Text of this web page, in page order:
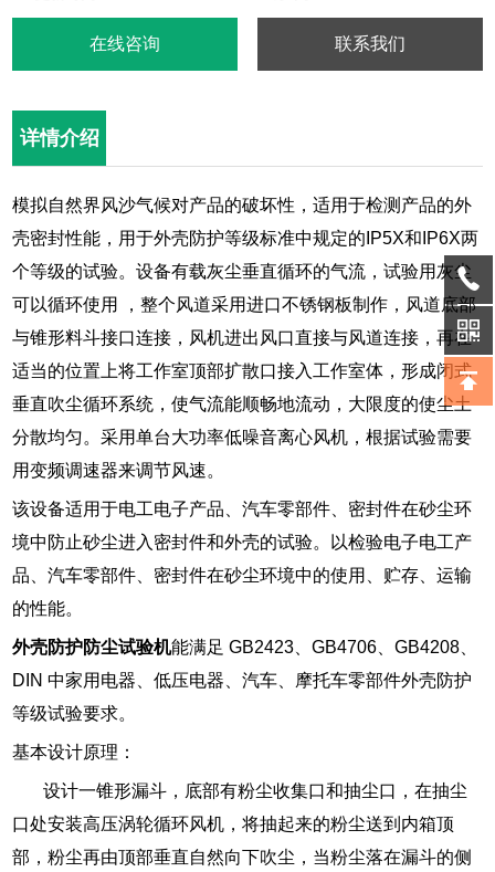
在线咨询 联系我们
详情介绍
模拟自然界风沙气候对产品的破坏性，适用于检测产品的外
壳密封性能，用于外壳防护等级标准中规定的IP5X和IP6X两
个等级的试验。设备有载灰尘垂直循环的气流，试验用灰尘
可以循环使用 ，整个风道采用进口不锈钢板制作，风道底部
与锥形料斗接口连接，风机进出风口直接与风道连接，再在
适当的位置上将工作室顶部扩散口接入工作室体，形成闭式
垂直吹尘循环系统，使气流能顺畅地流动，大限度的使尘土
分散均匀。采用单台大功率低噪音离心风机，根据试验需要
用变频调速器来调节风速。
该设备适用于电工电子产品、汽车零部件、密封件在砂尘环
境中防止砂尘进入密封件和外壳的试验。以检验电子电工产
品、汽车零部件、密封件在砂尘环境中的使用、贮存、运输
的性能。
外壳防护防尘试验机能满足 GB2423、GB4706、GB4208、
DIN 中家用电器、低压电器、汽车、摩托车零部件外壳防护
等级试验要求。
基本设计原理：
设计一锥形漏斗，底部有粉尘收集口和抽尘口，在抽尘
口处安装高压涡轮循环风机，将抽起来的粉尘送到内箱顶
部，粉尘再由顶部垂直自然向下吹尘，当粉尘落在漏斗的侧